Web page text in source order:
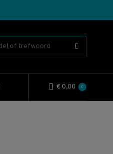
€ 0,00 0